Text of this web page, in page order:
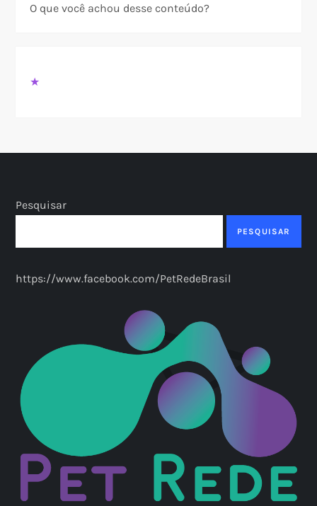
O que você achou desse conteúdo?
★
Pesquisar
PESQUISAR
https://www.facebook.com/PetRedeBrasil